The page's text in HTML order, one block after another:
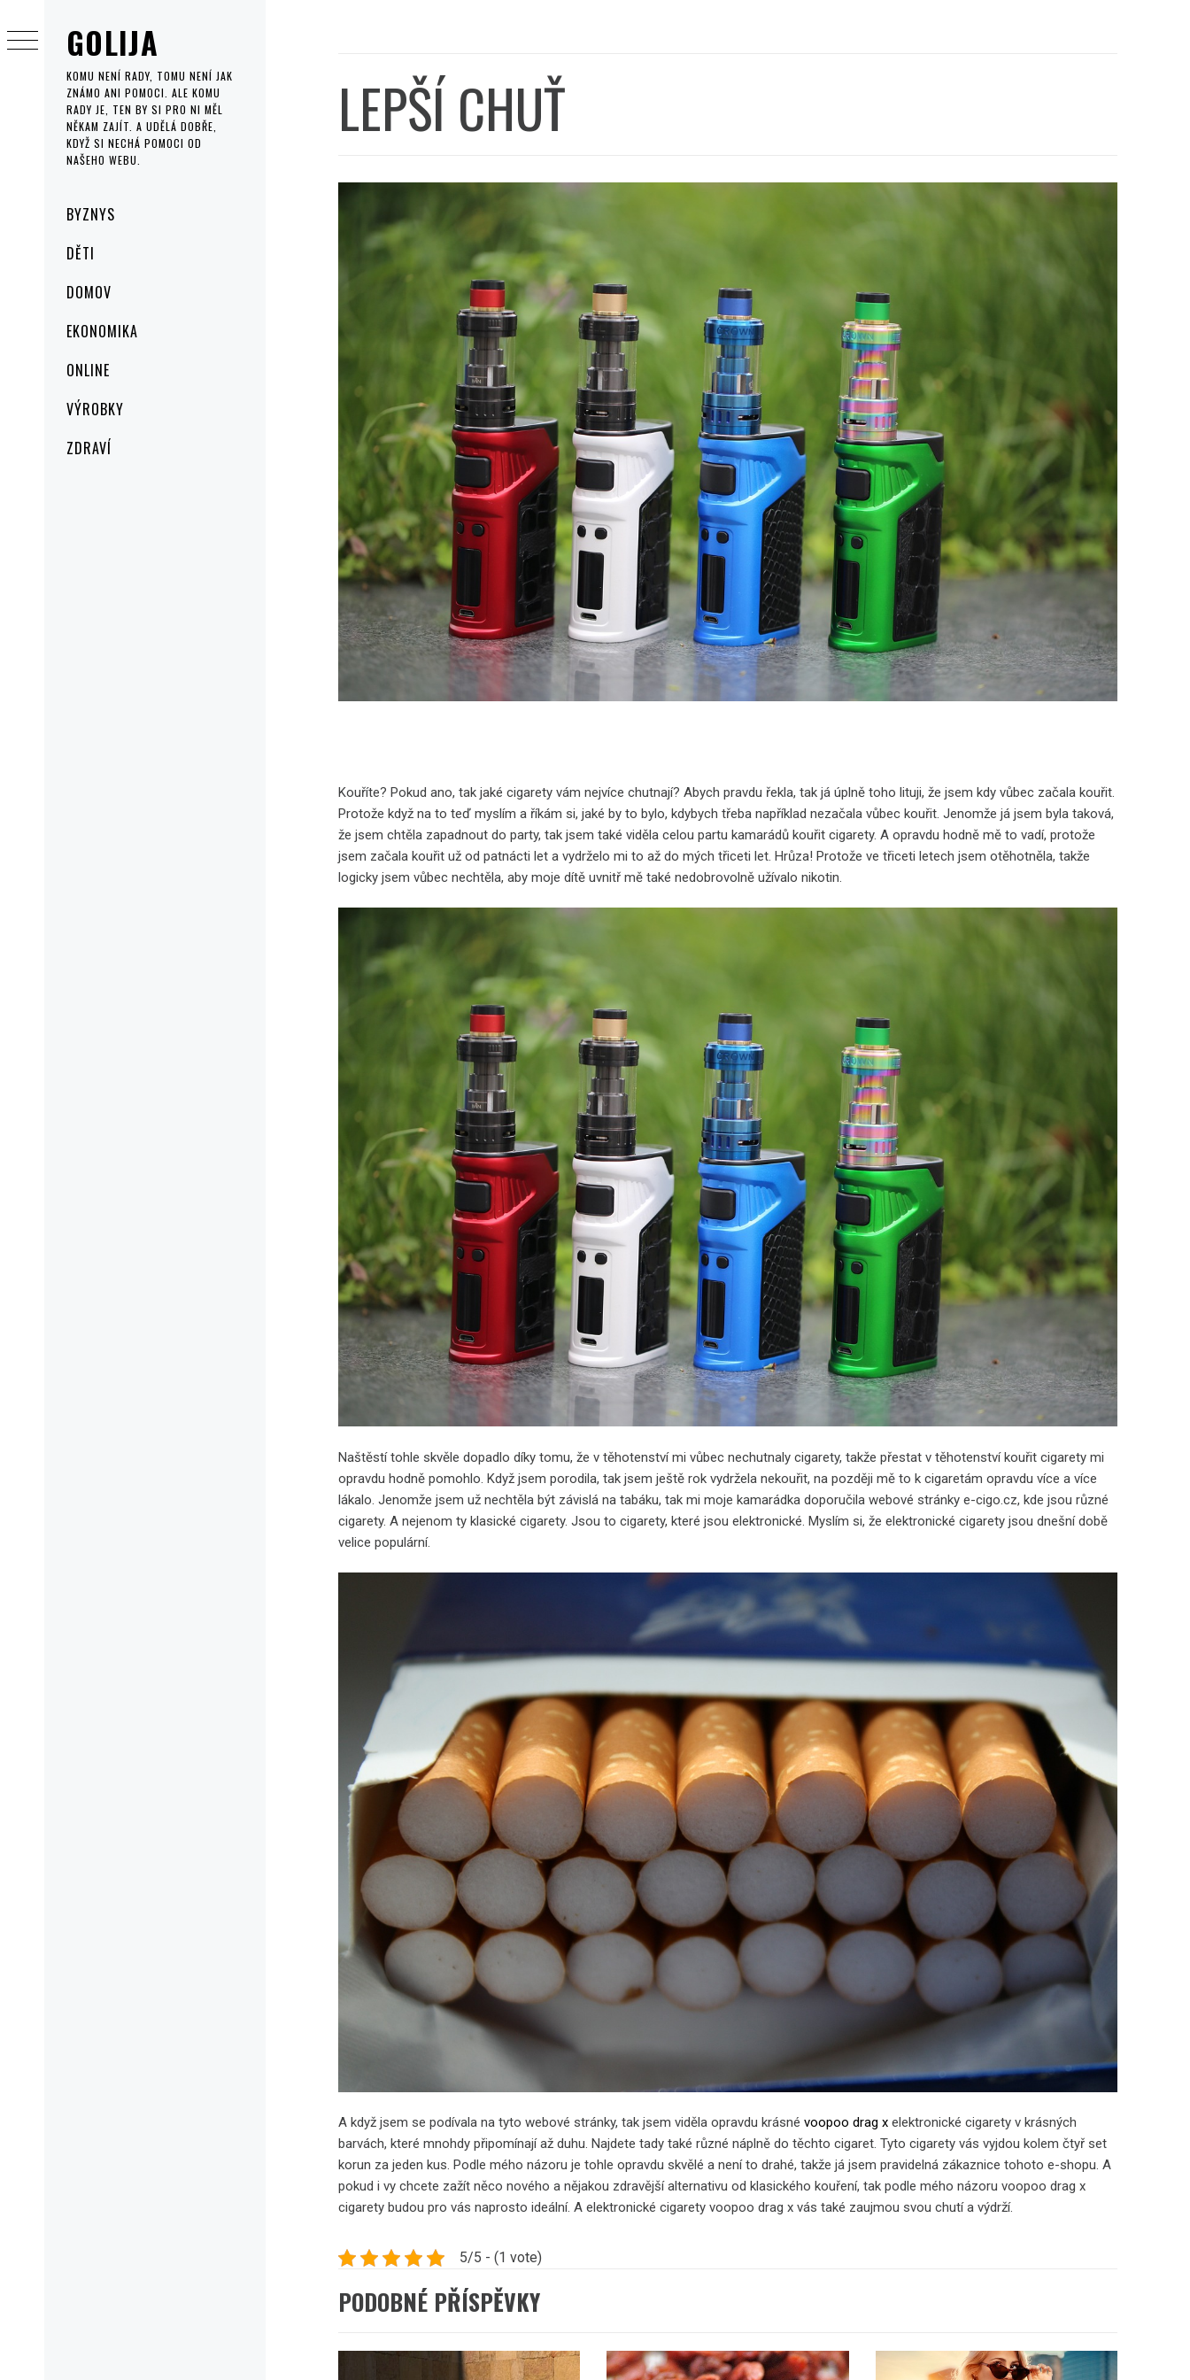
GOLIJA
KOMU NENÍ RADY, TOMU NENÍ JAK
ZNÁMO ANI POMOCI. ALE KOMU
RADY JE, TEN BY SI PRO NI MĚL
NĚKAM ZAJÍT. A UDĚLÁ DOBŘE,
KDYŽ SI NECHÁ POMOCI OD
NAŠEHO WEBU.
MenuBYZNYS
DĚTI
DOMOV
EKONOMIKA
ONLINE
VÝROBKY
ZDRAVÍ
to
content
LEPŠÍ CHUŤ
Kouříte? Pokud ano, tak jaké cigarety vám nejvíce chutnají? Abych pravdu řekla, tak já úplně toho lituji, že jsem kdy vůbec začala kouřit.
Protože když na to teď myslím a říkám si, jaké by to bylo, kdybych třeba například nezačala vůbec kouřit. Jenomže já jsem byla taková,
že jsem chtěla zapadnout do party, tak jsem také viděla celou partu kamarádů kouřit cigarety. A opravdu hodně mě to vadí, protože
jsem začala kouřit už od patnácti let a vydrželo mi to až do mých třiceti let. Hrůza! Protože ve třiceti letech jsem otěhotněla, takže
logicky jsem vůbec nechtěla, aby moje dítě uvnitř mě také nedobrovolně užívalo nikotin.
Naštěstí tohle skvěle dopadlo díky tomu, že v těhotenství mi vůbec nechutnaly cigarety, takže přestat v těhotenství kouřit cigarety mi
opravdu hodně pomohlo. Když jsem porodila, tak jsem ještě rok vydržela nekouřit, na později mě to k cigaretám opravdu více a více
lákalo. Jenomže jsem už nechtěla být závislá na tabáku, tak mi moje kamarádka doporučila webové stránky e-cigo.cz, kde jsou různé
cigarety. A nejenom ty klasické cigarety. Jsou to cigarety, které jsou elektronické. Myslím si, že elektronické cigarety jsou dnešní době
velice populární.
A když jsem se podívala na tyto webové stránky, tak jsem viděla opravdu krásnévoopoo drag x elektronické cigarety v krásných
barvách, které mnohdy připomínají až duhu. Najdete tady také různé náplně do těchto cigaret. Tyto cigarety vás vyjdou kolem čtyř set
korun za jeden kus. Podle mého názoru je tohle opravdu skvělé a není to drahé, takže já jsem pravidelná zákaznice tohoto e-shopu. A
pokud i vy chcete zažít něco nového a nějakou zdravější alternativu od klasického kouření, tak podle mého názoru voopoo drag x
cigarety budou pro vás naprosto ideální. A elektronické cigarety voopoo drag x vás také zaujmou svou chutí a výdrží.
5/5 - (1 vote)
PODOBNÉ PŘÍSPĚVKY